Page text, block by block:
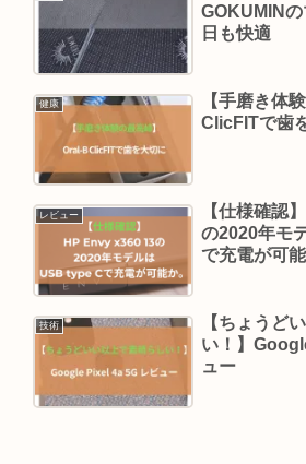
GOKUMIN
日も快適
健康
【手磨き体
ClicFITで歯
レビュー
【仕様確認
の2020年モ
で充電が可能
技術
【ちょうど
い！】
ュー